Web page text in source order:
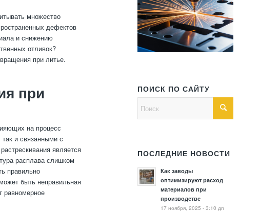
множество
дефектов
и снижению
отливок?
при литье.
при
на процесс
и связанными с
является
расплава слишком
правильно
быть неправильная
равномерное
ПОИСК ПО САЙТУ
ПОСЛЕДНИЕ НОВОСТИ
Как заводы
оптимизируют расход
материалов при
производстве
17 ноября, 2025 - 3:10 дп